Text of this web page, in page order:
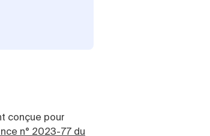
conçue pour
n° 2023-77 du